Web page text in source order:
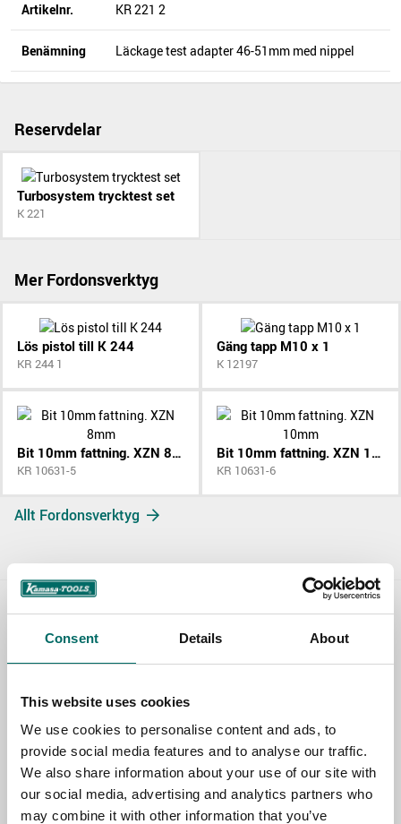
Consent Details About
This website uses cookies
We use cookies to personalise content and ads, to
provide social media features and to analyse our traffic.
We also share information about your use of our site with
our social media, advertising and analytics partners who
may combine it with other information that you’ve
Artikelnr. KR 221 2
Benämning Läckage test adapter 46-51mm med nippel
Reservdelar
Turbosystem trycktest set
K 221
Mer Fordonsverktyg
Lös pistol till K 244
KR 244 1
Gäng tapp M10 x 1
K 12197
Bit 10mm fattning. XZN 8mm
KR 10631-5
Bit 10mm fattning. XZN 10mm
KR 10631-6
Allt Fordonsverktyg
TOPIC
NAME
EMAIL